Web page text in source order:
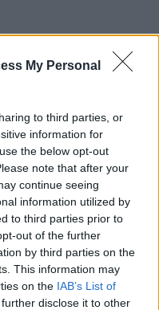
My Personal
to third parties, or
information for
the below opt-out
note that after your
continue seeing
information utilized by
to third parties prior to
out of the further
by third parties on the
This information may
on the IAB’s List of
disclose it to other
αιώνα ζωής
οικισμός – Η